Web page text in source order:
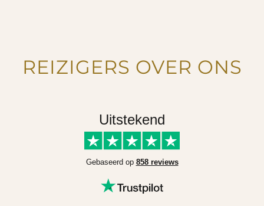
REIZIGERS OVER ONS
Uitstekend
Gebaseerd op 858 reviews